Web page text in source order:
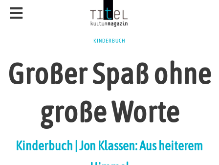
KINDERBUCH
Großer Spaß ohne
große Worte
Kinderbuch | Jon Klassen: Aus heiterem